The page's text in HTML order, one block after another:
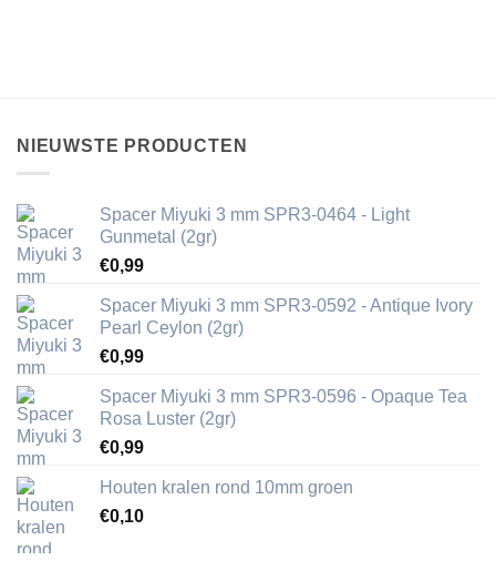
NIEUWSTE PRODUCTEN
Spacer Miyuki 3 mm SPR3-0464 - Light
Gunmetal (2gr)
€0,99
Spacer Miyuki 3 mm SPR3-0592 - Antique Ivory
Pearl Ceylon (2gr)
€0,99
Spacer Miyuki 3 mm SPR3-0596 - Opaque Tea
Rosa Luster (2gr)
€0,99
Houten kralen rond 10mm groen
€0,10